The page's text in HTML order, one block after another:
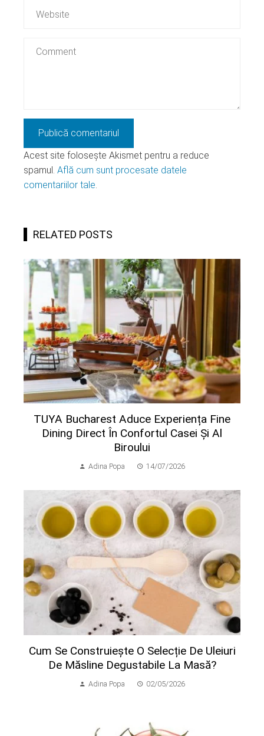
Acest site folosește Akismet pentru a reduce
spamul. Află cum sunt procesate datele
comentariilor tale.
RELATED POSTS
TUYA Bucharest Aduce Experiența Fine
Dining Direct În Confortul Casei Și Al
Biroului
Adina Popa 14/07/2026
Cum Se Construiește O Selecție De Uleiuri
De Măsline Degustabile La Masă?
Adina Popa 02/05/2026